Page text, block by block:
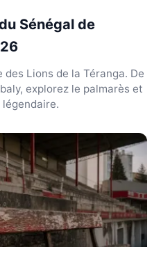
Sénégal de
Lions de la Téranga. De
explorez le palmarès et